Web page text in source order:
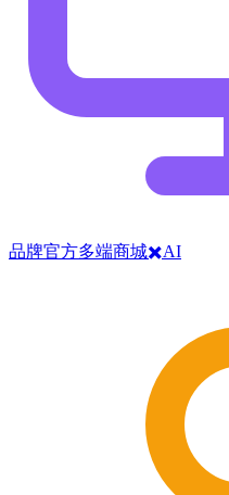
品牌官方多端商城✖️AI